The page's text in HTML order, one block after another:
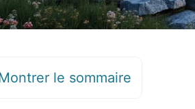
le sommaire